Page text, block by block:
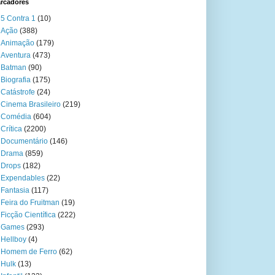
5 Contra 1 (10)
Ação (388)
Animação (179)
Aventura (473)
Batman (90)
Biografia (175)
Catástrofe (24)
Cinema Brasileiro (219)
Comédia (604)
Crítica (2200)
Documentário (146)
Drama (859)
Drops (182)
Expendables (22)
Fantasia (117)
Feira do Fruitman (19)
Ficção Científica (222)
Games (293)
Hellboy (4)
Homem de Ferro (62)
Hulk (13)